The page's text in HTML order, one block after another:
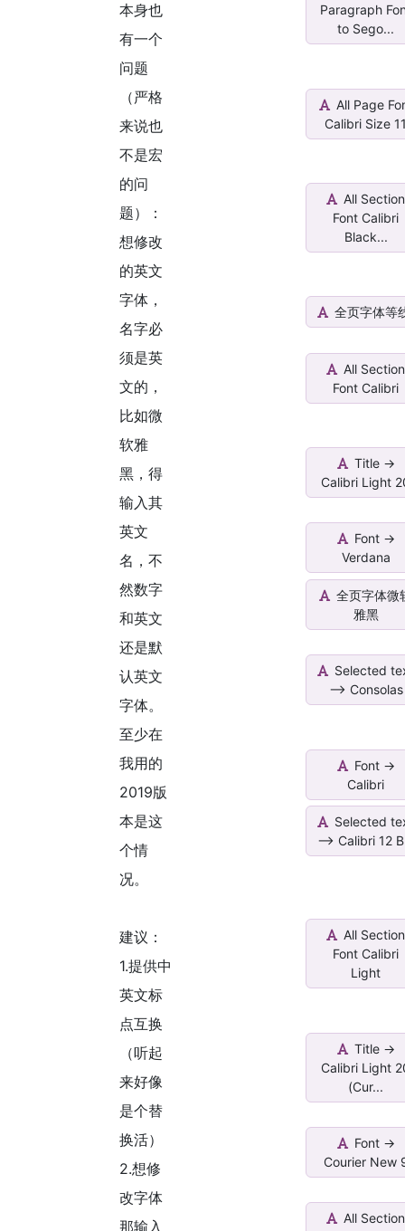
本身也
有一个
问题
（严格
来说也
不是宏
的问
题）：
想修改
的英文
字体，
名字必
须是英
文的，
比如微
软雅
黑，得
输入其
英文
名，不
然数字
和英文
还是默
认英文
字体。
至少在
我用的
2019版
本是这
个情
况。
建议：
1.提供中
英文标
点互换
（听起
来好像
是个替
换活）
2.想修
改字体
那输入
Paragraph
to Sego...
All Page
Calibri Size
All Section
Font Calibri
Black...
全页字体等
All Section
Font Calibri
Title ->
Calibri Light
Font ->
Verdana
全页字体微
雅黑
Selected
--> Consolas
Font ->
Calibri
Selected
--> Calibri 12
All Section
Font Calibri
Light
Title ->
Calibri Light
(Cur...
Font ->
Courier New
All Section